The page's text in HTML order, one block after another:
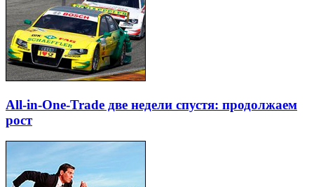
All-in-One-Trade две недели спустя: продолжаем
рост